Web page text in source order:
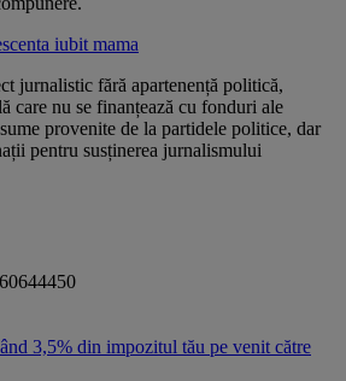
iubitmama
jurnalistic fără apartenență politică,
care nu se finanțează cu fonduri ale
provenite de la partidele politice, dar
pentru susținerea jurnalismului
3,5% din impozitul tău pe venit către